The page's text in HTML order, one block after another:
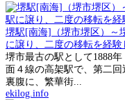
堺駅[南海]（堺市堺区）～
に譲り、二度の移転を経
堺市最古の駅として1888
面４線の高架駅で、第二
裏腹に、繁華街...
ekilog.info